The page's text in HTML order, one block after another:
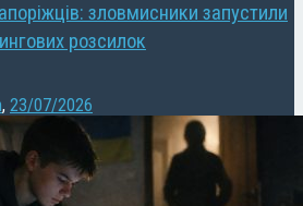
зловмисники запустили
розсилок
, 23/07/2026